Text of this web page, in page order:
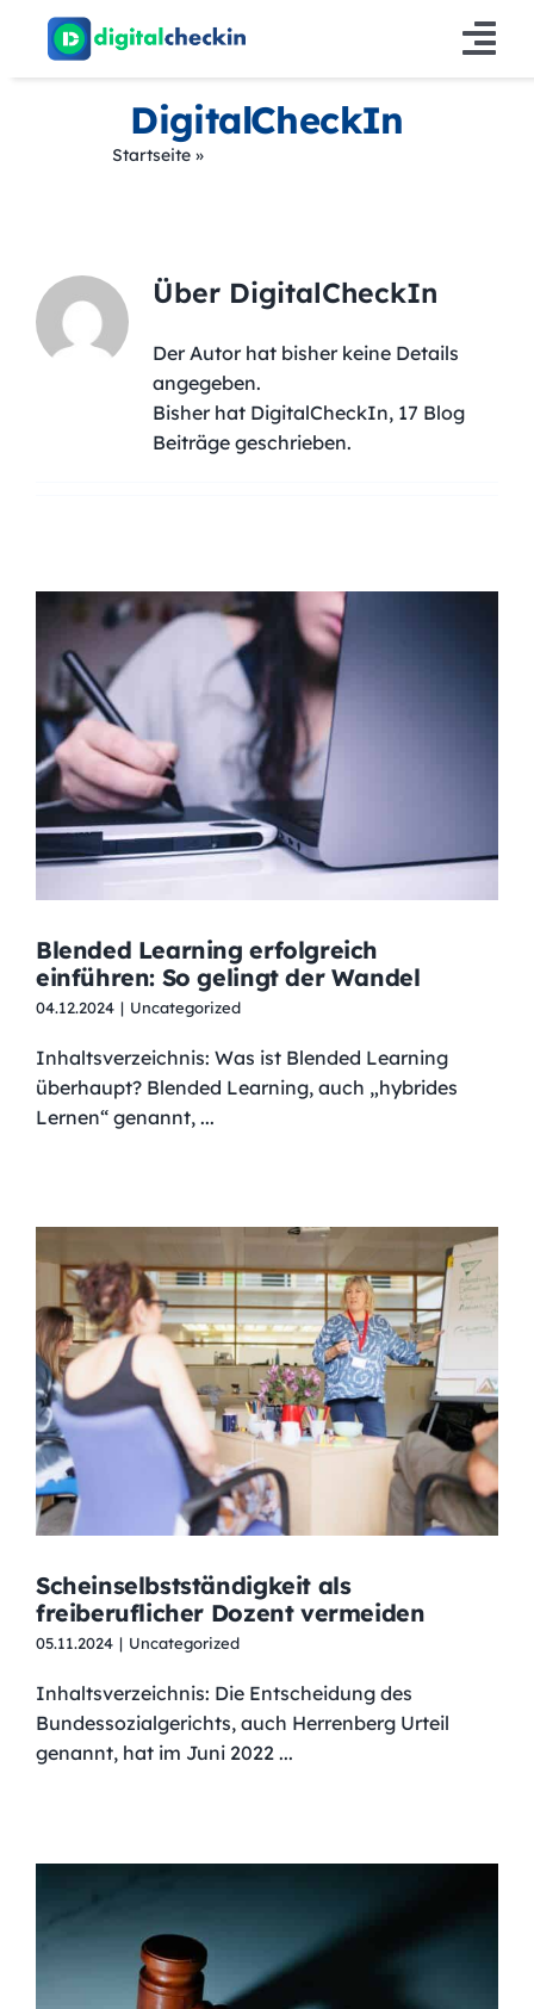
Inhalt
DigitalCheckIn
Startseite»
Über DigitalCheckIn
Der Autor hat bisher keine Details
angegeben.
Bisher hat DigitalCheckIn, 17 Blog
Beiträge geschrieben.
Blended Learning erfolgreich
einführen: So gelingt der Wandel
04.12.2024 | Uncategorized
Inhaltsverzeichnis: Was ist Blended Learning
überhaupt? Blended Learning, auch „hybrides
Lernen“ genannt, ...
Scheinselbstständigkeit als
freiberuflicher Dozent vermeiden
05.11.2024 | Uncategorized
Inhaltsverzeichnis: Die Entscheidung des
Bundessozialgerichts, auch Herrenberg Urteil
genannt, hat im Juni 2022 ...